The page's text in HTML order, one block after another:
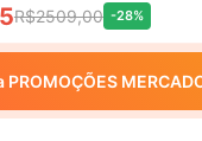
R$2509,00 -28%
PROMOÇÕES